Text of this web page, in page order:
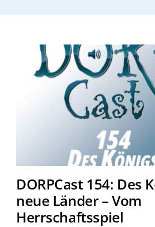
DORPCast 154: Des
neue Länder –
Herrschaftsspiel
DORPCast 154: Des
neue Länder – Vom
Herrschaftsspiel